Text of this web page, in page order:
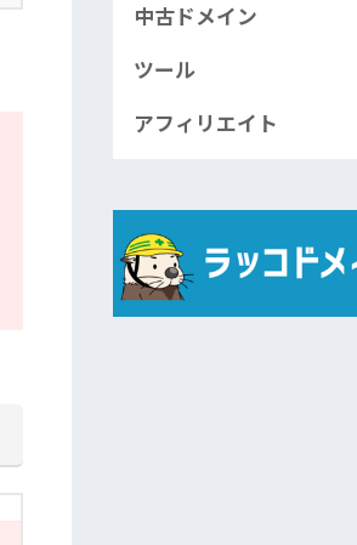
中古ドメイン
ツール
アフィリエイト